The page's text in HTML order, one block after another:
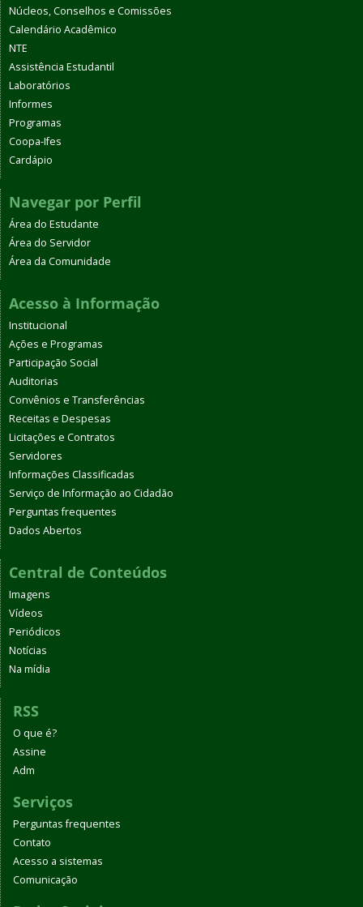
Núcleos, Conselhos e Comissões
Calendário Acadêmico
NTE
Assistência Estudantil
Laboratórios
Informes
Programas
Coopa-Ifes
Cardápio
Navegar por Perfil
Área do Estudante
Área do Servidor
Área da Comunidade
Acesso à Informação
Institucional
Ações e Programas
Participação Social
Auditorias
Convênios e Transferências
Receitas e Despesas
Licitações e Contratos
Servidores
Informações Classificadas
Serviço de Informação ao Cidadão
Perguntas frequentes
Dados Abertos
Central de Conteúdos
Imagens
Vídeos
Periódicos
Notícias
Na mídia
RSS
O que é?
Assine
Adm
Serviços
Perguntas frequentes
Contato
Acesso a sistemas
Comunicação